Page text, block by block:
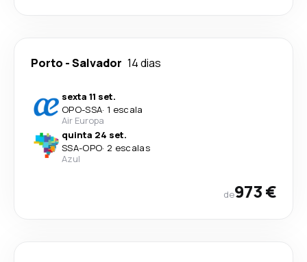
Porto -Salvador 14 dias
sexta 11 set.
OPO-SSA· 1 escala
Air Europa
quinta 24 set.
SSA-OPO· 2 escalas
Azul
de973 €